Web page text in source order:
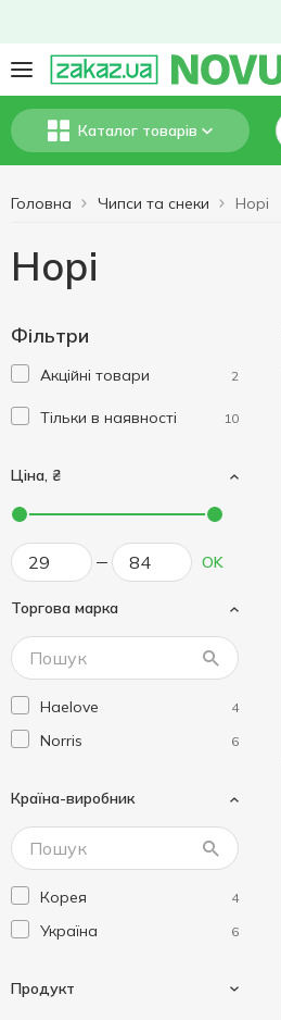
Каталог товарів
Головна Чипси та снеки Норі
Норі
Фільтри
Акційні товари 2
Тільки в наявності 10
Ціна, ₴
OK
Торгова марка
Haelove 4
Norris 6
Країна-виробник
Корея 4
Україна 6
Продукт